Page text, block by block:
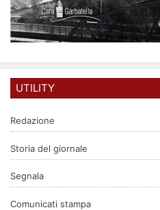
UTILITY
Redazione
Storia del giornale
Segnala
Comunicati stampa